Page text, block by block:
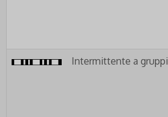
Intermittente a gruppi